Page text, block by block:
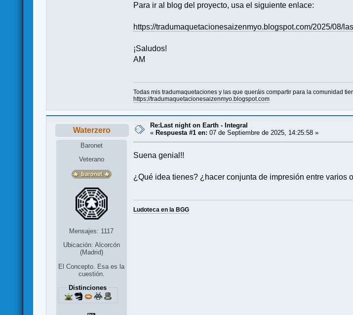
Para ir al blog del proyecto, usa el siguiente enlace:
https://tradumaquetacionesaizenmyo.blogspot.com/2025/08/
¡Saludos!
AM
Todas mis tradumaquetaciones y las que queráis compartir para la comunidad
https://tradumaquetacionesaizenmyo.blogspot.com
Waterzero
Baronet
Veterano
Mensajes: 1117
Ubicación: Alcorcón
(Madrid)
El Concepto. Esa es la
cuestión.
Distinciones
Re:Last night on Earth - Integral
«Respuesta #1 en: 07 de Septiembre de 2025, 14:25:58 »
Suena genial!!
¿Qué idea tienes? ¿hacer conjunta de impresión entre varios
Ludoteca en la BGG